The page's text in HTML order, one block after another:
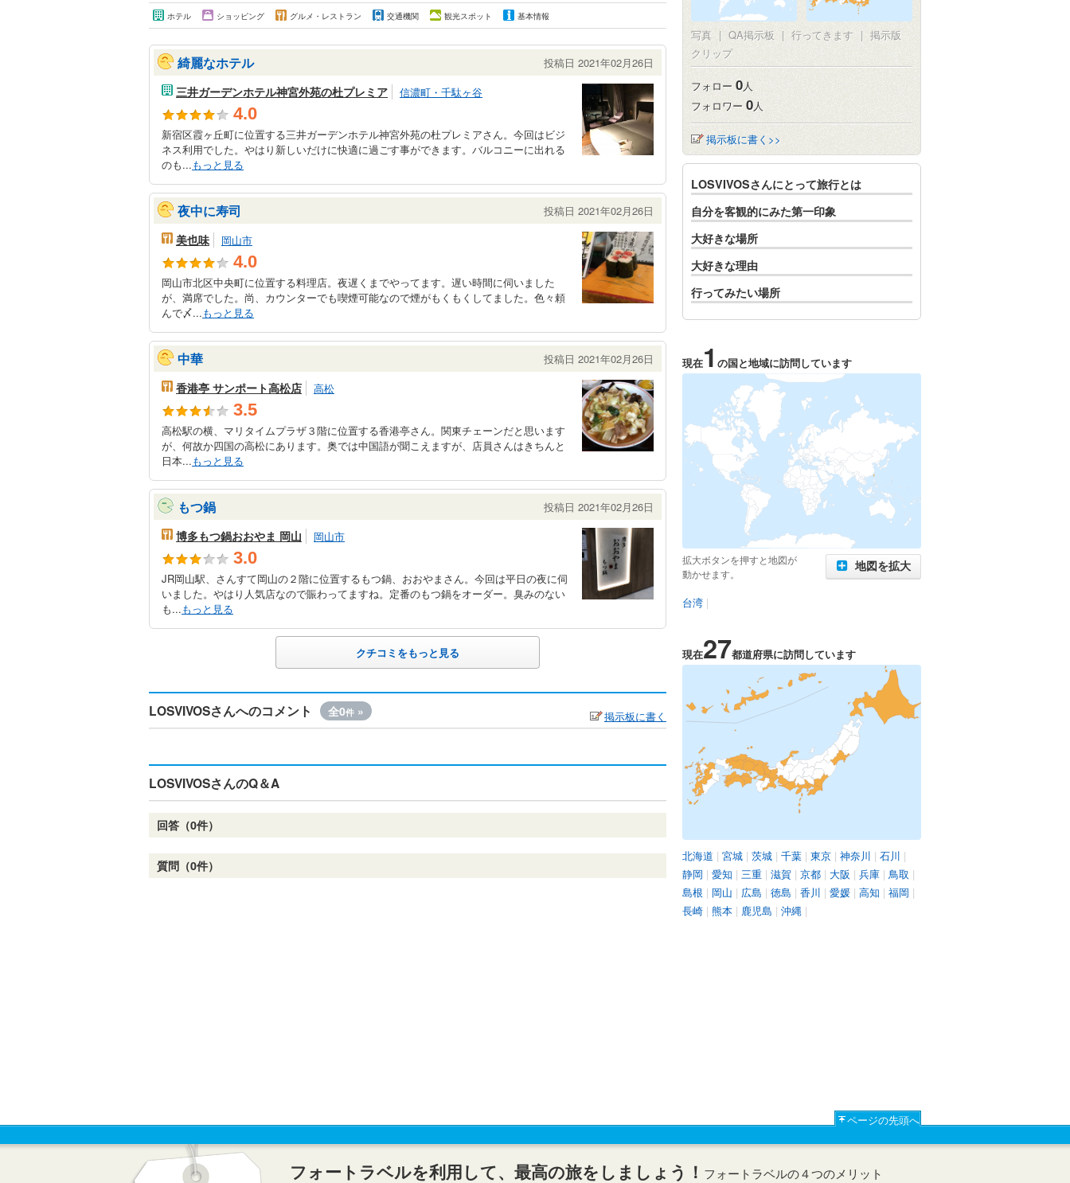
ホテル ショッピング グルメ・レストラン 交通機関 観光スポット 基本情報
綺麗なホテル 投稿日 2021年02月26日
三井ガーデンホテル神宮外苑の杜プレミア 信濃町・千駄ヶ谷
4.0
新宿区霞ヶ丘町に位置する三井ガーデンホテル神宮外苑の杜プレミアさん。今回はビジ
ネス利用でした。やはり新しいだけに快適に過ごす事ができます。バルコニーに出れる
のも...もっと見る
夜中に寿司 投稿日 2021年02月26日
美也味 岡山市
4.0
岡山市北区中央町に位置する料理店。夜遅くまでやってます。遅い時間に伺いました
が、満席でした。尚、カウンターでも喫煙可能なので煙がもくもくしてました。色々頼
んで〆...もっと見る
中華 投稿日 2021年02月26日
香港亭 サンポート高松店 高松
3.5
高松駅の横、マリタイムプラザ３階に位置する香港亭さん。関東チェーンだと思います
が、何故か四国の高松にあります。奥では中国語が聞こえますが、店員さんはきちんと
日本...もっと見る
もつ鍋 投稿日 2021年02月26日
博多もつ鍋おおやま 岡山 岡山市
3.0
JR岡山駅、さんすて岡山の２階に位置するもつ鍋、おおやまさん。今回は平日の夜に伺
いました。やはり人気店なので賑わってますね。定番のもつ鍋をオーダー。臭みのない
も...もっと見る
クチコミをもっと見る
LOSVIVOSさんへのコメント 全0件 » 掲示板に書く
LOSVIVOSさんのQ＆A
回答（0件）
質問（0件）
写真 | QA掲示板 | 行ってきます | 掲示版
クリップ
フォロー 0人
フォロワー 0人
掲示板に書く>>
LOSVIVOSさんにとって旅行とは
自分を客観的にみた第一印象
大好きな場所
大好きな理由
行ってみたい場所
現在1 の国と地域に訪問しています
拡大ボタンを押すと地図が
動かせます。
地図を拡大
台湾 |
現在27都道府県に訪問しています
北海道 | 宮城 | 茨城 | 千葉 | 東京 | 神奈川 | 石川 |
静岡 | 愛知 | 三重 | 滋賀 | 京都 | 大阪 | 兵庫 | 鳥取 |
島根 | 岡山 | 広島 | 徳島 | 香川 | 愛媛 | 高知 | 福岡 |
長崎 | 熊本 | 鹿児島 | 沖縄 |
ページの先頭へ
フォートラベルを利用して、最高の旅をしましょう！ フォートラベルの４つのメリット